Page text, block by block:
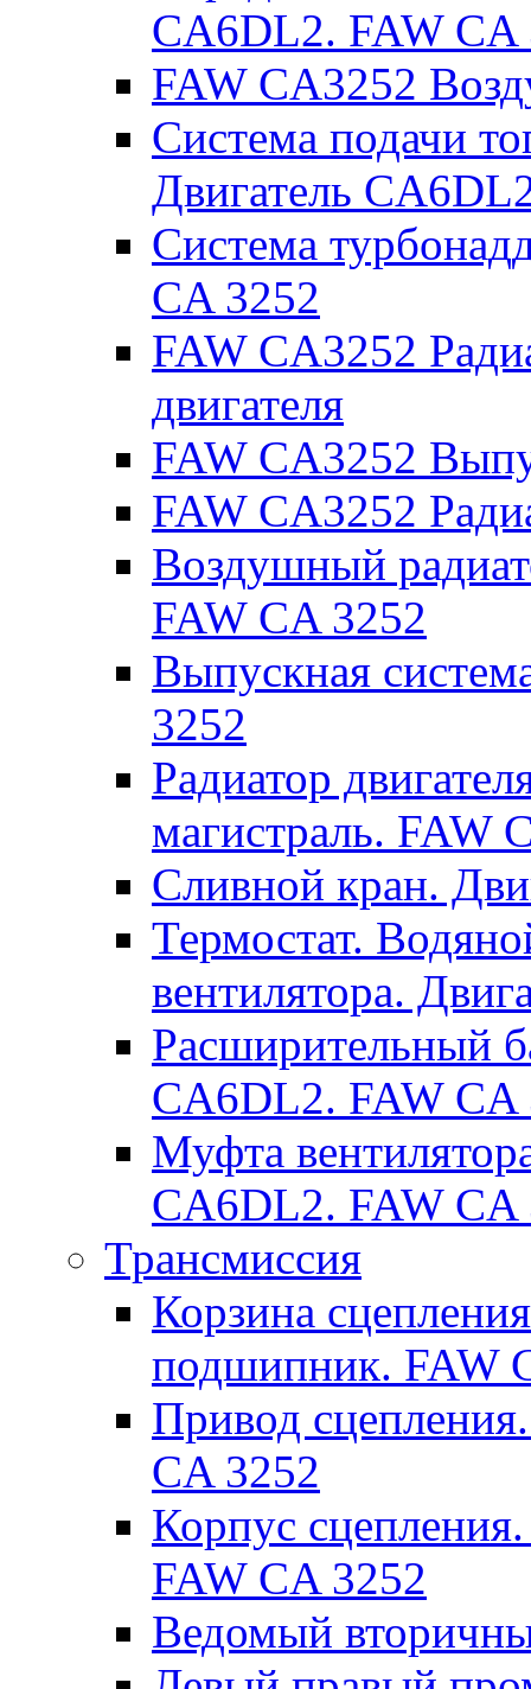
CA6DL2. FAW CA
FAW CA3252
Система подачи
Двигатель
Система
CA 3252
FAW CA3252
двигателя
FAW CA3252
FAW CA3252
Воздушный
FAW CA 3252
Выпускная
3252
Радиатор
магистраль. FAW
Сливной кран.
Термостат.
вентилятора.
Расширительный
CA6DL2. FAW CA
Муфта
CA6DL2. FAW CA
Трансмиссия
Корзина
подшипник. FAW
Привод
CA 3252
Корпус
FAW CA 3252
Ведомый